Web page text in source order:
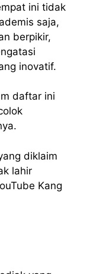
ini tidak
saja,
berpikir,
inovatif.
daftar ini
diklaim
lahir
Kang